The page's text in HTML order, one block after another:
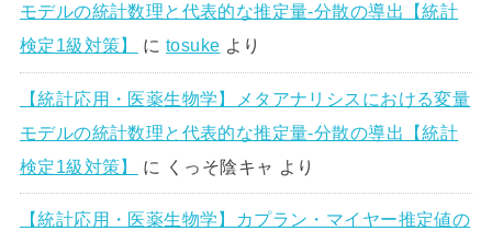
モデルの統計数理と代表的な推定量-分散の導出【統計
検定1級対策】
にtosuke より
【統計応用・医薬生物学】メタアナリシスにおける変量
モデルの統計数理と代表的な推定量-分散の導出【統計
検定1級対策】
に くっそ陰キャ より
【統計応用・医薬生物学】カプラン・マイヤー推定値の